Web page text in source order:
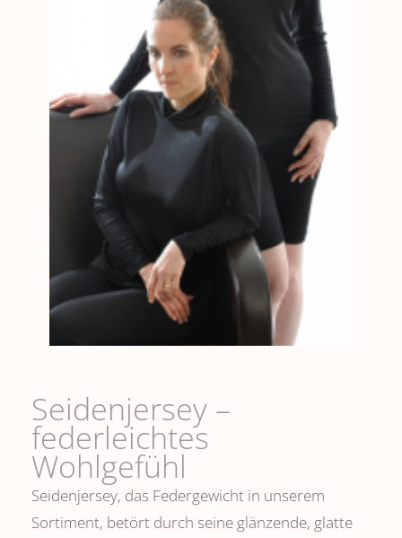
Seidenjersey –
federleichtes
Wohlgefühl
Seidenjersey, das Federgewicht in unserem
Sortiment, betört durch seine glänzende, glatte